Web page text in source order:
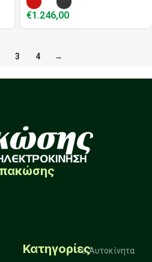
€1.246,00
3 4 →
Κατηγορίεςe-Αυτοκίνητα